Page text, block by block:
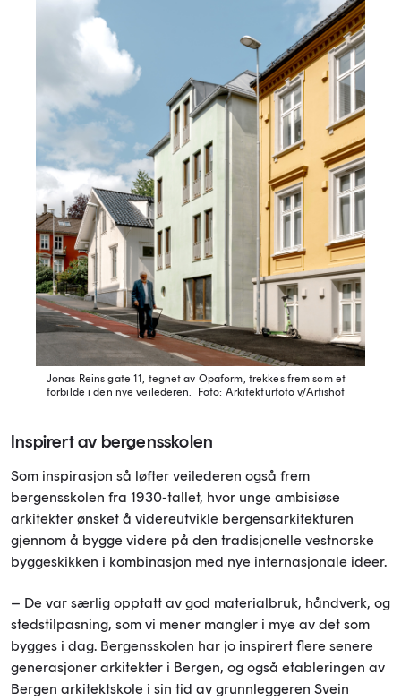
Jonas Reins gate 11, tegnet av Opaform, trekkes frem som et
forbilde i den nye veilederen.
Foto: Arkitekturfoto v/Artishot
Inspirert av bergensskolen
Som inspirasjon så løfter veilederen også frem
bergensskolen fra 1930-tallet, hvor unge ambisiøse
arkitekter ønsket å videreutvikle bergensarkitekturen
gjennom å bygge videre på den tradisjonelle vestnorske
byggeskikken i kombinasjon med nye internasjonale ideer.
– De var særlig opptatt av god materialbruk, håndverk, og
stedstilpasning, som vi mener mangler i mye av det som
bygges i dag. Bergensskolen har jo inspirert flere senere
generasjoner arkitekter i Bergen, og også etableringen av
Bergen arkitektskole i sin tid av grunnleggeren Svein